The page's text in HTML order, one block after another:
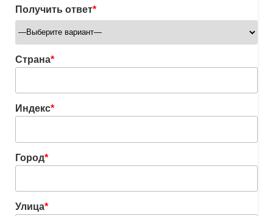
Получить ответ*
Страна*
Индекс*
Город*
Улица*